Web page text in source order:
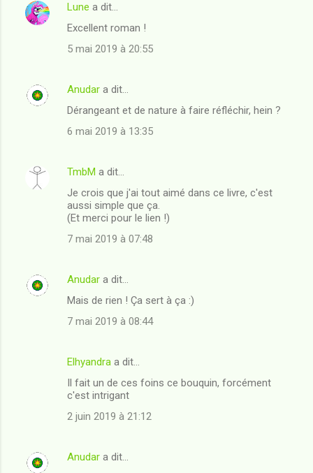
C
e
Lune a dit…
Excellent roman !
5 mai 2019 à 20:55
Anudar a dit…
Dérangeant et de nature à faire réfléchir, hein ?
6 mai 2019 à 13:35
TmbM a dit…
Je crois que j'ai tout aimé dans ce livre, c'est
aussi simple que ça.
(Et merci pour le lien !)
7 mai 2019 à 07:48
Anudar a dit…
Mais de rien ! Ça sert à ça :)
7 mai 2019 à 08:44
Elhyandra a dit…
Il fait un de ces foins ce bouquin, forcément
c'est intrigant
2 juin 2019 à 21:12
Anudar a dit…